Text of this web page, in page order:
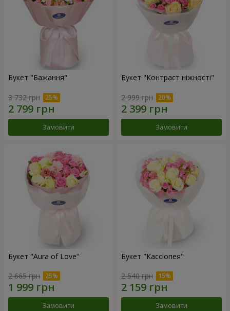
Букет "Бажання"
3 732 грн
Замовити
Букет "Контраст ніжності"
2 999 грн
Замовити
Букет "Aura of Love"
2 665 грн
Замовити
Букет "Кассіопея"
2 540 грн
Замовити